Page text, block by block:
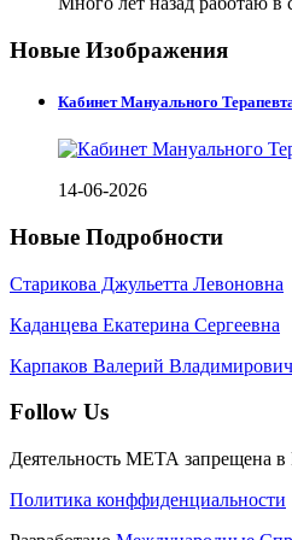
Новые Изображения
Кабинет Мануального
14-06-2026
Новые Подробности
Старикова Джульетта Левоновна
Каданцева Екатерина Сергеевна
Карпаков Валерий Владимирович
Follow Us
Деятельность МЕТА запрещена
Политика конффиденциальности